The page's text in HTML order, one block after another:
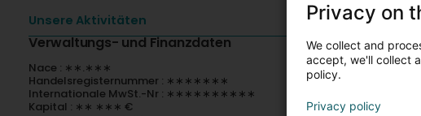
Unsere Aktivitäten
Verwaltungs- und Finanzdaten
Nace : ∗∗.∗∗∗
Handelsregisternummer : ∗∗∗∗∗∗∗
Internationale MwSt.-Nr : ∗∗∗∗∗∗∗∗∗∗
Kapital : ∗∗ ∗∗∗ €
Privacy on
We collect and
accept, we'll collect
policy.
Privacy policy